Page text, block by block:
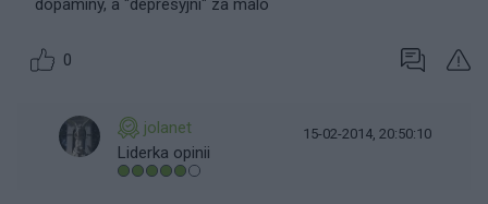
dopaminy, a "depresyjni" za malo
0
jolanet
Liderka opinii
15-02-2014, 20:50:10